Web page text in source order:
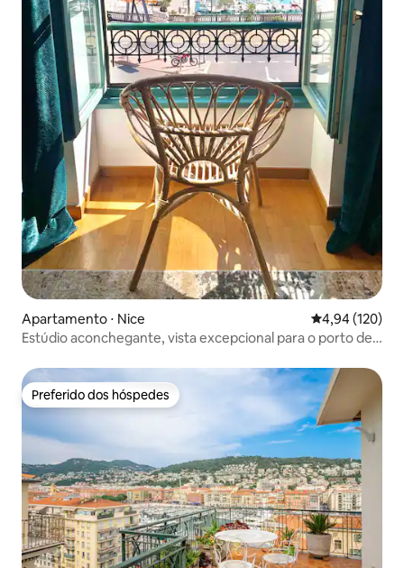
Apartamento ⋅ Nice 4,94 de uma
4,94 (120)
Estúdio aconchegante, vista excepcional para o porto de
Preferido dos hóspedes
Preferido dos hóspedes